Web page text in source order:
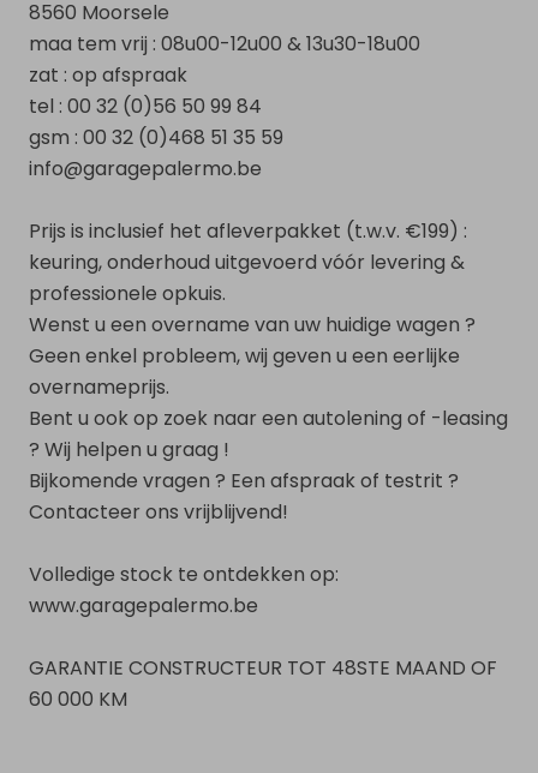
8560 Moorsele
maa tem vrij : 08u00-12u00 & 13u30-18u00
zat : op afspraak
tel : 00 32 (0)56 50 99 84
gsm : 00 32 (0)468 51 35 59
info@garagepalermo.be
Prijs is inclusief het afleverpakket (t.w.v. €199) :
keuring, onderhoud uitgevoerd vóór levering &
professionele opkuis.
Wenst u een overname van uw huidige wagen ?
Geen enkel probleem, wij geven u een eerlijke
overnameprijs.
Bent u ook op zoek naar een autolening of -leasing
? Wij helpen u graag !
Bijkomende vragen ? Een afspraak of testrit ?
Contacteer ons vrijblijvend!
Volledige stock te ontdekken op:
www.garagepalermo.be
GARANTIE CONSTRUCTEUR TOT 48STE MAAND OF
60 000 KM